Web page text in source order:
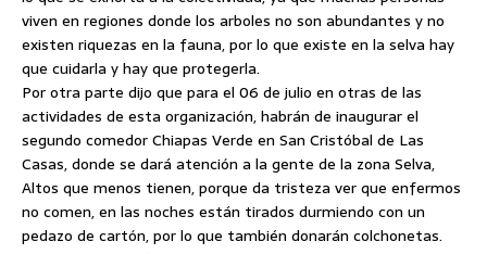
viven en regiones donde los arboles no son abundantes y no
existen riquezas en la fauna, por lo que existe en la selva hay
que cuidarla y hay que protegerla.
Por otra parte dijo que para el 06 de julio en otras de las
actividades de esta organización, habrán de inaugurar el
segundo comedor Chiapas Verde en San Cristóbal de Las
Casas, donde se dará atención a la gente de la zona Selva,
Altos que menos tienen, porque da tristeza ver que enfermos
no comen, en las noches están tirados durmiendo con un
pedazo de cartón, por lo que también donarán colchonetas.